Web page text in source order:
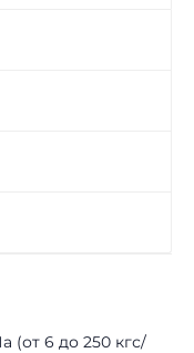
(от 6 до 250 кгс/